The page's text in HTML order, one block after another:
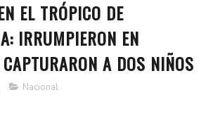
EL TRÓPICO DE
IRRUMPIERON EN
A DOS NIÑOS
Nacional